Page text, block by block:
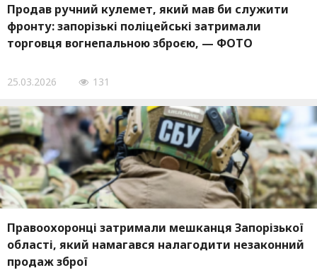
Продав ручний кулемет, який мав би служити
фронту: запорізькі поліцейські затримали
торговця вогнепальною зброєю, — ФОТО
25.03.2026 131
Правоохоронці затримали мешканця Запорізької
області, який намагався налагодити незаконний
продаж зброї